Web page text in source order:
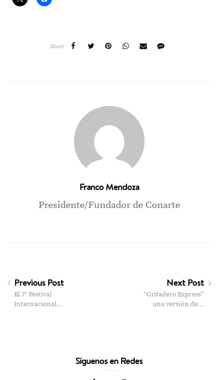
Share
Franco Mendoza
Presidente/Fundador de Conarte
Previous Post
El 7° Festival
Internacional…
Next Post
“Gritadero Express”
una versión de…
Síguenos en Redes